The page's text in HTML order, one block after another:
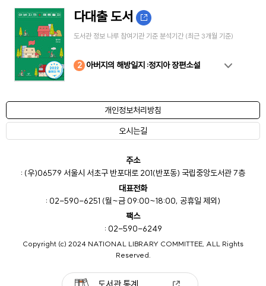
다대출 도서
도서관 정보 나루 참여기관 기준 분석기간 (최근 3개월 기준)
1
2 아버지의 해방일지 :정지아 장편소설
3
4
5
6
7
8
9
10
개인정보처리방침
오시는길
주소
: (우)06579 서울시 서초구 반포대로 201(반포동) 국립중앙도서관 7층
대표전화
: 02-590-6251 (월~금 09:00~18:00, 공휴일 제외)
팩스
: 02-590-6249
Copyright (c) 2024 NATIONAL LIBRARY COMMITTEE, ALL Rights
Reserved.